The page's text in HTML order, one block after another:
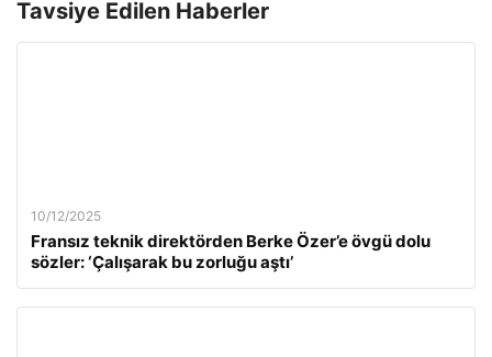
Tavsiye Edilen Haberler
10/12/2025
Fransız teknik direktörden Berke Özer’e övgü dolu
sözler: ‘Çalışarak bu zorluğu aştı’